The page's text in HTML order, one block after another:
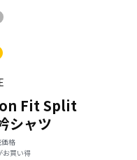
Fit Split
シャツ
格
お買い得